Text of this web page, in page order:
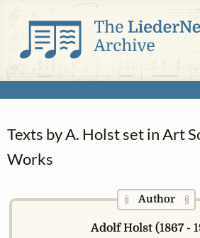
Texts by A. Holst set in Art
Works
§ Author§
Adolf Holst (1867 -